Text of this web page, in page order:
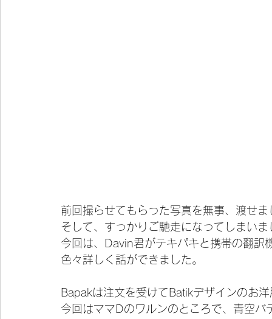
前回撮らせてもらった写真を無事、渡せま
そして、すっかりご馳走になってしまいま
今回は、Davin君がテキパキと携帯の翻訳
色々詳しく話ができました。
Bapakは注文を受けてBatikデザインのお
今回はママDのワルンのところで、青空バ